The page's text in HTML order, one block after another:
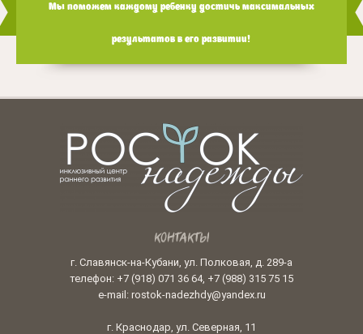
Мы поможем каждому ребенку достичь максимальных
результатов в его развитии!
КОНТАКТЫ
г. Славянск-на-Кубани, ул. Полковая, д. 289-а
телефон: +7 (918) 071 36 64, +7 (988) 315 75 15
e-mail: rostok-nadezhdy@yandex.ru
г. Краснодар, ул. Северная, 11